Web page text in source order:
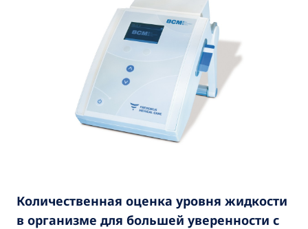
Количественная оценка уровня жидкости
в организме для большей уверенности с